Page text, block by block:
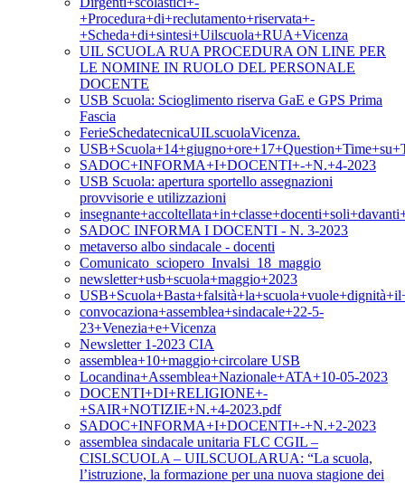
+Procedura+di+reclutamento+riservata+-
+Scheda+di+sintesi+Uilscuola+RUA+Vicenza
UIL SCUOLA RUA PROCEDURA ON LINE PER
LE NOMINE IN RUOLO DEL PERSONALE
DOCENTE
USB Scuola: Scioglimento riserva GaE e GPS Prima
Fascia
FerieSchedatecnicaUILscuolaVicenza.
SADOC+INFORMA+I+DOCENTI+-+N.+4-2023
USB Scuola: apertura sportello assegnazioni
provvisorie e utilizzazioni
SADOC INFORMA I DOCENTI - N. 3-2023
metaverso albo sindacale - docenti
Comunicato_sciopero_Invalsi_18_maggio
newsletter+usb+scuola+maggio+2023
convocaziona+assemblea+sindacale+22-5-
23+Venezia+e+Vicenza
Newsletter 1-2023 CIA
assemblea+10+maggio+circolare USB
Locandina+Assemblea+Nazionale+ATA+10-05-2023
DOCENTI+DI+RELIGIONE+-
+SAIR+NOTIZIE+N.+4-2023.pdf
SADOC+INFORMA+I+DOCENTI+-+N.+2-2023
assemblea sindacale unitaria FLC CGIL –
CISLSCUOLA – UILSCUOLARUA: “La scuola,
l’istruzione, la formazione per una nuova stagione dei